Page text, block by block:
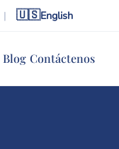
| 🇺🇸English
Blog Contáctenos